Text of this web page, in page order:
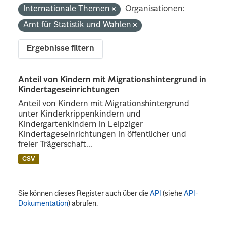
Internationale Themen
Organisationen:
Amt für Statistik und Wahlen
Ergebnisse filtern
Anteil von Kindern mit Migrationshintergrund in
Kindertageseinrichtungen
Anteil von Kindern mit Migrationshintergrund
unter Kinderkrippenkindern und
Kindergartenkindern in Leipziger
Kindertageseinrichtungen in öffentlicher und
freier Trägerschaft...
CSV
Sie können dieses Register auch über dieAPI (sieheAPI-
Dokumentation) abrufen.